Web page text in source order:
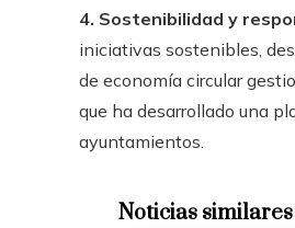
4. Sostenibilidad y
iniciativas sostenibles,
de economía circular
que ha desarrollado una
ayuntamientos.
Noticias similares